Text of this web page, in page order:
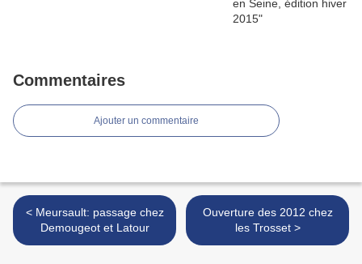
Commentaires
Ajouter un commentaire
< Meursault: passage chez
Demougeot et Latour
Ouverture des 2012 chez
les Trosset >